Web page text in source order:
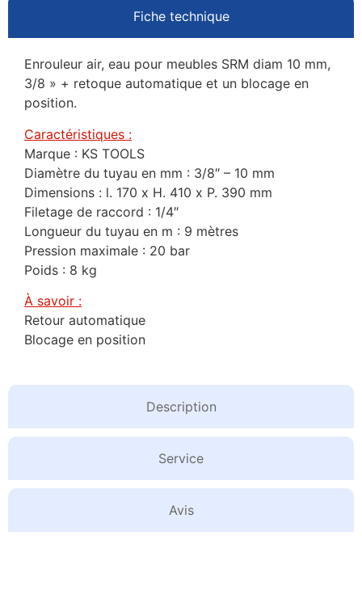
Fiche technique
Description
Service
Avis
Enrouleur air, eau pour meubles SRM diam 10 mm,
3/8 » + retoque automatique et un blocage en
position.
Caractéristiques :
Marque : KS TOOLS
Diamètre du tuyau en mm : 3/8″ – 10 mm
Dimensions : l. 170 x H. 410 x P. 390 mm
Filetage de raccord : 1/4″
Longueur du tuyau en m : 9 mètres
Pression maximale : 20 bar
Poids : 8 kg
À savoir :
Retour automatique
Blocage en position